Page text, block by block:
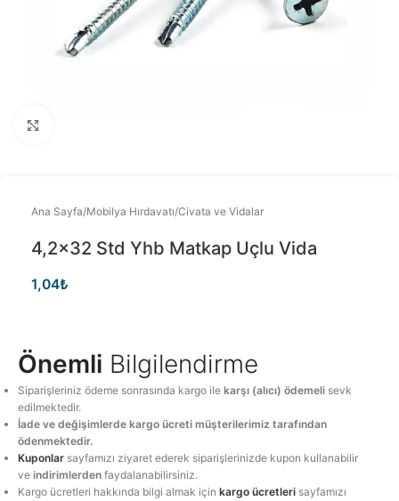
Ana Sayfa/Mobilya Hırdavatı/Civata ve Vidalar
4,2×32 Std Yhb Matkap Uçlu Vida
1,04₺
Önemli Bilgilendirme
Siparişleriniz ödeme sonrasında kargo ilekarşı (alıcı) ödemeli sevk
edilmektedir.
İade ve değişimlerde kargo ücreti müşterilerimiz tarafından
ödenmektedir.
Kuponlar sayfamızı ziyaret ederek siparişlerinizde kupon kullanabilir
veindirimlerden faydalanabilirsiniz.
Kargo ücretleri hakkında bilgi almak içinkargo ücretleri sayfamızı